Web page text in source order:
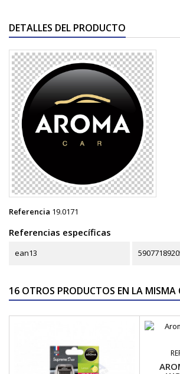
DETALLES DEL PRODUCTO
Referencia 19.0171
Referencias específicas
ean13
16 OTROS PRODUCTOS EN LA MISMA